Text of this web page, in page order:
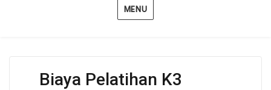
MENU
Biaya Pelatihan K3